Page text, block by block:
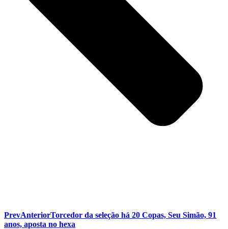
PrevAnteriorTorcedor da seleção há 20 Copas, Seu Simão, 91
anos, aposta no hexa